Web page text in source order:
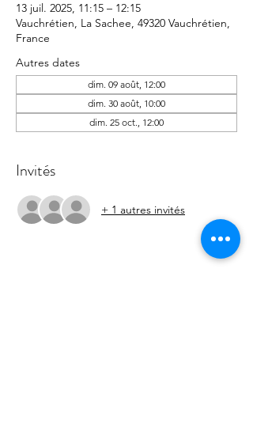
13 juil. 2025, 11:15 – 12:15
Vauchrétien, La Sachee, 49320 Vauchrétien,
France
Autres dates
dim. 09 août, 12:00
dim. 30 août, 10:00
dim. 25 oct., 12:00
Invités
+ 1 autres invités